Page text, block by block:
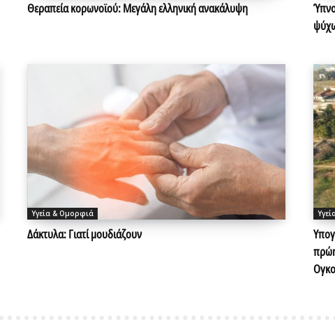
Θεραπεία κορωνοϊού: Μεγάλη ελληνική ανακάλυψη
Υγεία & Ομορφιά
Δάκτυλα: Γιατί μουδιάζουν